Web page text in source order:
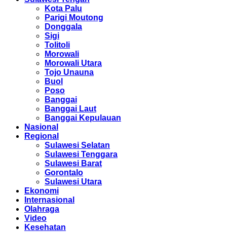
Kota Palu
Parigi Moutong
Donggala
Sigi
Tolitoli
Morowali
Morowali Utara
Tojo Unauna
Buol
Poso
Banggai
Banggai Laut
Banggai Kepulauan
Nasional
Regional
Sulawesi Selatan
Sulawesi Tenggara
Sulawesi Barat
Gorontalo
Sulawesi Utara
Ekonomi
Internasional
Olahraga
Video
Kesehatan